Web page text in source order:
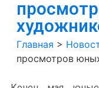
Главная >
просмотров